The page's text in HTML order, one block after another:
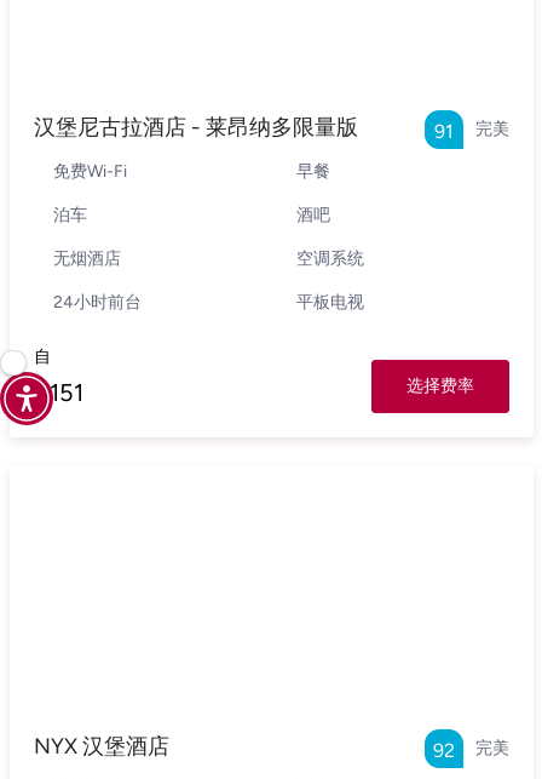
汉堡尼古拉酒店 - 莱昂纳多限量版 完美
91
免费Wi-Fi 早餐
泊车 酒吧
无烟酒店 空调系统
24小时前台 平板电视
自
€151 选择费率
NYX 汉堡酒店 完美
92